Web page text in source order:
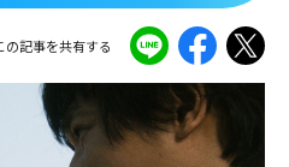
の記事を共有する